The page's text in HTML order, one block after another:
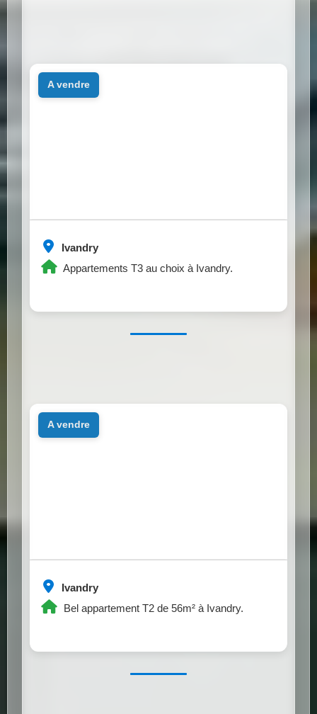
Ivandry
Appartements T3 au choix à Ivandry.
a vendre
Ivandry
Bel appartement T2 de 56m² à Ivandry.
a vendre